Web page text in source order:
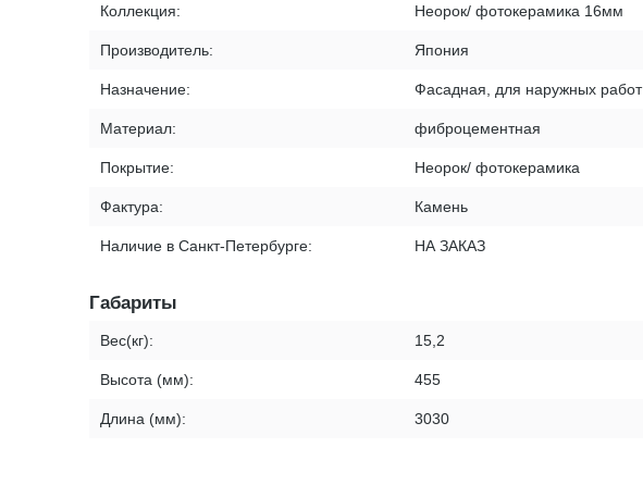
Коллекция: Неорок/ фотокерамика 16мм
Производитель: Япония
Назначение: Фасадная, для наружных работ
Материал: фиброцементная
Покрытие: Неорок/ фотокерамика
Фактура: Камень
Наличие в Санкт-Петербурге: НА ЗАКАЗ
Габариты
Вес(кг): 15,2
Высота (мм): 455
Длина (мм): 3030